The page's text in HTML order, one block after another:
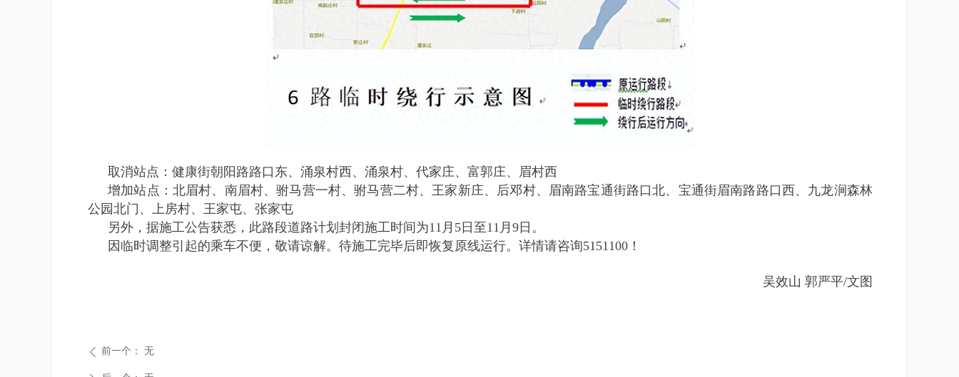
取消站点：健康街朝阳路路口东、涌泉村西、涌泉村、代家庄、富郭庄、眉村西
增加站点：北眉村、南眉村、驸马营一村、驸马营二村、王家新庄、后邓村、眉南路宝通街路口北、宝通街眉南路路口西、九龙涧森林
公园北门、上房村、王家屯、张家屯
另外，据施工公告获悉，此路段道路计划封闭施工时间为11月5日至11月9日。
因临时调整引起的乘车不便，敬请谅解。待施工完毕后即恢复原线运行。详情请咨询5151100！
吴效山 郭严平/文图
ꄴ 前一个： 无